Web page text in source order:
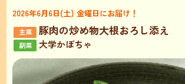
2026年6月6日(土) 金曜日にお届け！
豚肉の炒め物大根おろし添え
大学かぼちゃ